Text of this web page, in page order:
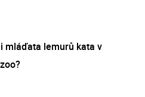
mláďata lemurů kata v